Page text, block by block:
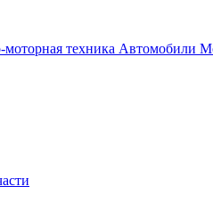
техника Автомобили